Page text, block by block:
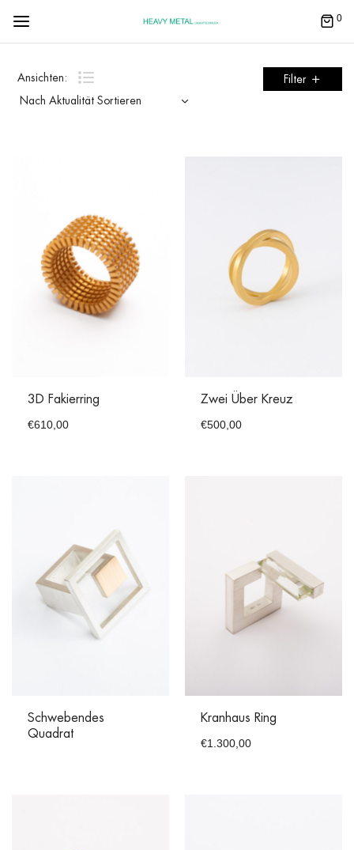
0
Ansichten: Filter
3D Fakierring
€610,00
Zwei Über Kreuz
€500,00
Schwebendes
Quadrat
Kranhaus Ring
€1.300,00